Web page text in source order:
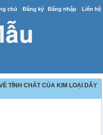
chủ Đăng ký Đăng nhập Liên hệ
TÍNH CHẤT CỦA KIM LOẠI DÃY